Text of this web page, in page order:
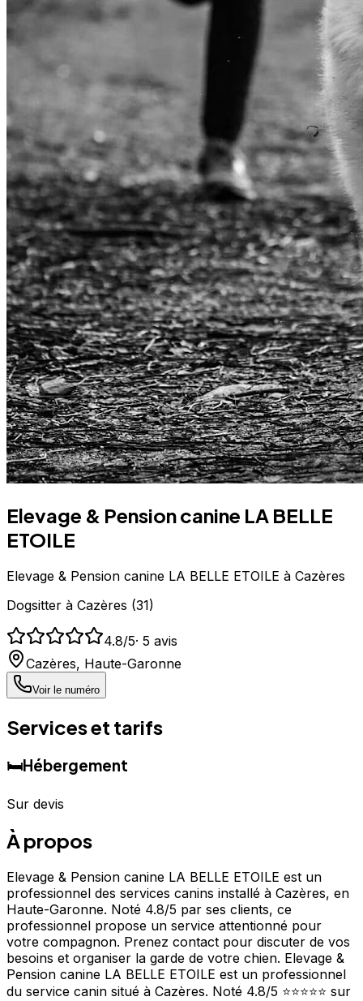
Elevage & Pension canine LA BELLE
ETOILE
Elevage & Pension canine LA BELLE ETOILE à Cazères
Dogsitter à Cazères (31)
4.8/5· 5 avis
Cazères, Haute-Garonne
Voir le numéro
Services et tarifs
🛏️Hébergement
Sur devis
À propos
Elevage & Pension canine LA BELLE ETOILE est un
professionnel des services canins installé à Cazères, en
Haute-Garonne. Noté 4.8/5 par ses clients, ce
professionnel propose un service attentionné pour
votre compagnon. Prenez contact pour discuter de vos
besoins et organiser la garde de votre chien. Elevage &
Pension canine LA BELLE ETOILE est un professionnel
du service canin situé à Cazères. Noté 4.8/5 ⭐⭐⭐⭐⭐ sur